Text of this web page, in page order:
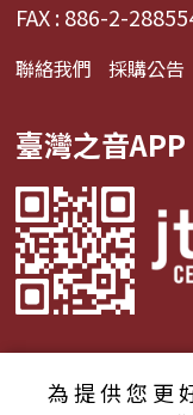
FAX : 886-2-
聯絡我們 採購公告
臺灣之音APP
為提供您更